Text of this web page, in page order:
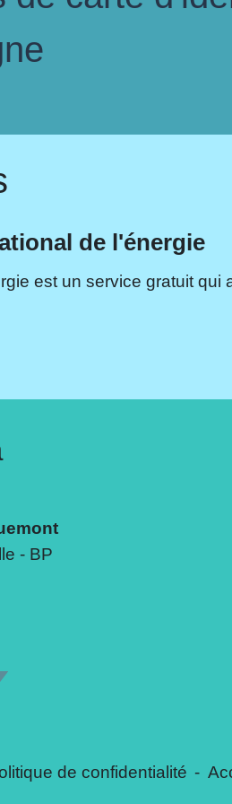
de l'énergie
est un service gratuit
- BP
de confidentialité -